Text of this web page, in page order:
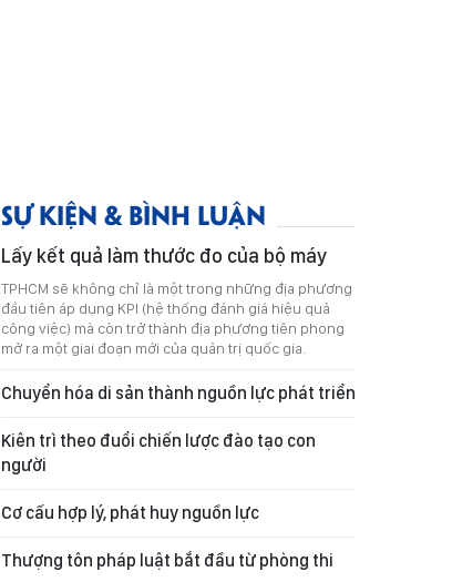
SỰ KIỆN & BÌNH LUẬN
Lấy kết quả làm thước đo của bộ máy
TPHCM sẽ không chỉ là một trong những địa phương
đầu tiên áp dụng KPI (hệ thống đánh giá hiệu quả
công việc) mà còn trở thành địa phương tiên phong
mở ra một giai đoạn mới của quản trị quốc gia.
Chuyển hóa di sản thành nguồn lực phát triển
Kiên trì theo đuổi chiến lược đào tạo con
người
Cơ cấu hợp lý, phát huy nguồn lực
Thượng tôn pháp luật bắt đầu từ phòng thi